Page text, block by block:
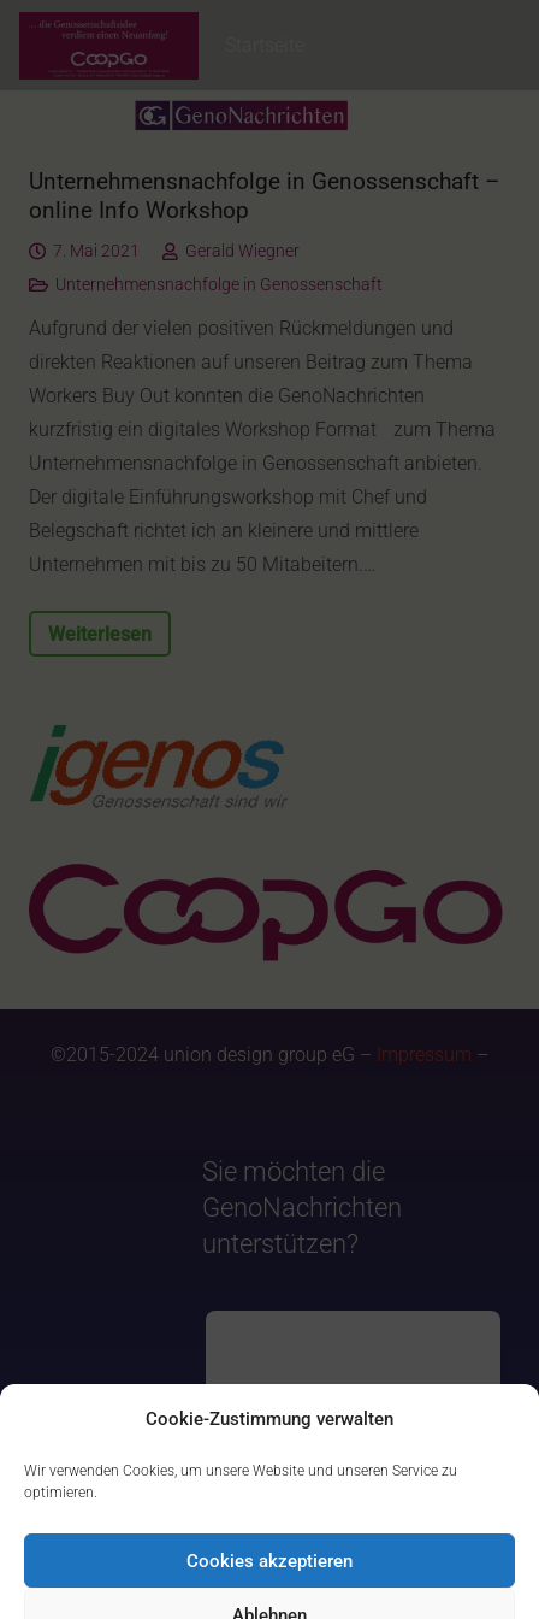
Cookie-Zustimmung verwalten
Wir verwenden Cookies, um unsere Website und unseren Service zu
optimieren.
Cookies akzeptieren
Unternehmensnachfolge in Genossenschaft –
online Info Workshop
7. Mai 2021
Gerald Wiegner
Unternehmensnachfolge in Genossenschaft
Aufgrund der vielen positiven Rückmeldungen und
direkten Reaktionen auf unseren Beitrag zum Thema
Workers Buy Out konnten die GenoNachrichten
kurzfristig ein digitales Workshop Format zum Thema
Unternehmensnachfolge in Genossenschaft anbieten.
Der digitale Einführungsworkshop mit Chef und
Belegschaft richtet ich an kleinere und mittlere
Unternehmen mit bis zu 50 Mitabeitern.…
Weiterlesen
©2015-2024 union design group eG – Impressum –
Sie möchten die
GenoNachrichten
unterstützen?